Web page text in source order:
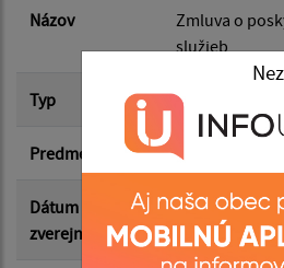
Dátum do:
Suma od:
Suma do:
Typ:
Názov
Zmluva o
služieb
Typ Hlavná zmluva
Predmet poskytnutie
Dátum
zverejnenia
07.05.2026